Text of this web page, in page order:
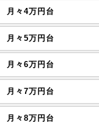
月々4万円台
月々5万円台
月々6万円台
月々7万円台
月々8万円台